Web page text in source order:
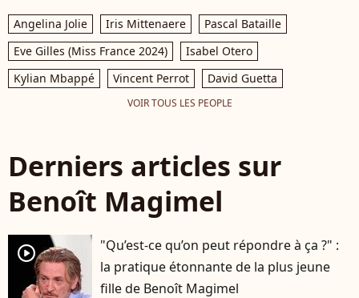
Angelina Jolie Iris Mittenaere
Pascal Bataille
Eve Gilles (Miss France 2024)
Isabel Otero
Kylian Mbappé
Vincent Perrot David Guetta
VOIR TOUS LES PEOPLE
Derniers articles sur
Benoît Magimel
player2
"Qu’est-ce qu’on peut répondre à ça ?" :
la pratique étonnante de la plus jeune
fille de Benoît Magimel